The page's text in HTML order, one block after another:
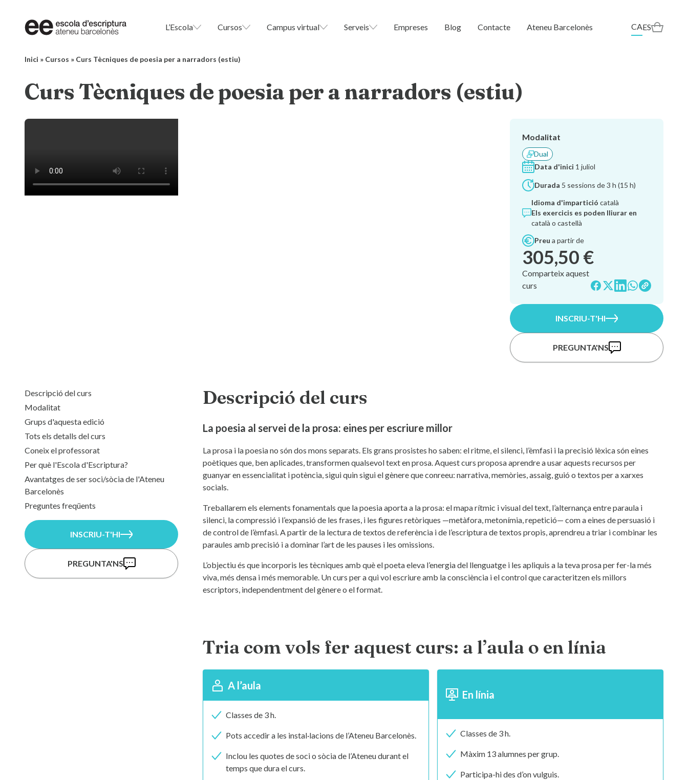
L’Escola Cursos Campus virtual Serveis Empreses Blog Contacte Ateneu Barcelonès CAES
Inici » Cursos » Curs Tècniques de poesia per a narradors (estiu)
Curs Tècniques de poesia per a narradors (estiu)
Modalitat
Dual
Data d'inici 1 juliol
Durada 5 sessions de 3 h (15 h)
Idioma d'impartició català
Els exercicis es poden lliurar en
català o castellà
Preu a partir de
305,50 €
Comparteix aquest
curs
INSCRIU-T'HI
PREGUNTA'NS
Descripció del curs
Modalitat
Grups d'aquesta edició
Tots els detalls del curs
Coneix el professorat
Per què l'Escola d'Escriptura?
Avantatges de ser soci/sòcia de l'Ateneu
Barcelonès
Preguntes freqüents
INSCRIU-T'HI
PREGUNTA'NS
Descripció del curs
La poesia al servei de la prosa: eines per escriure millor
La prosa i la poesia no són dos mons separats. Els grans prosistes ho saben: el ritme, el silenci, l’èmfasi i la precisió lèxica són eines
poètiques que, ben aplicades, transformen qualsevol text en prosa. Aquest curs proposa aprendre a usar aquests recursos per
guanyar en essencialitat i potència, sigui quin sigui el gènere que conreeu: narrativa, memòries, assaig, guió o textos per a xarxes
socials.
Treballarem els elements fonamentals que la poesia aporta a la prosa: el mapa rítmic i visual del text, l’alternança entre paraula i
silenci, la compressió i l’expansió de les frases, i les figures retòriques —metàfora, metonímia, repetició— com a eines de persuasió i
de control de l’èmfasi. A partir de la lectura de textos de referència i de l’escriptura de textos propis, aprendreu a triar i combinar les
paraules amb precisió i a dominar l’art de les pauses i les omissions.
L’objectiu és que incorporis les tècniques amb què el poeta eleva l’energia del llenguatge i les apliquis a la teva prosa per fer-la més
viva, més densa i més memorable. Un curs per a qui vol escriure amb la consciència i el control que caracteritzen els millors
escriptors, independentment del gènere o el format.
Tria com vols fer aquest curs: a l’aula o en línia
A l’aula
Classes de 3 h.
Pots accedir a les instal·lacions de l’Ateneu Barcelonès.
Inclou les quotes de soci o sòcia de l’Ateneu durant el
temps que dura el curs.
En línia
Classes de 3 h.
Màxim 13 alumnes per grup.
Participa-hi des d’on vulguis.